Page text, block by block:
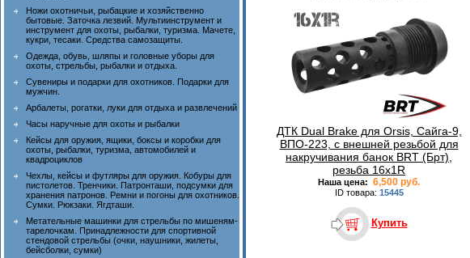
Ножи охотничьи, рыбацкие и хозяйственно
бытовые. Заточка лезвий. Мультиинструмент и
инструмент для охоты, рыбалки, туризма. Мачете,
кукри, тесаки. Средства самозащиты.
Одежда, обувь, шляпы и головные уборы для
охоты, стрельбы, рыбалки и отдыха.
Сувениры и подарки для охотников. Подарки для
мужчин.
Арбалеты, рогатки, луки для отдыха и развлечений
Часы наручные для охоты и рыбалки
Кейсы для оружия, ящики, боксы и коробки для
охоты, рыбалки, туризма, автомобилей и
квадроциклов
Чехлы, кейсы и футляры для оружия. Кобуры для
пистолетов. Тренчики. Патронташи, подсумки для
хранения патронов. Ремни и погоны для охотников.
Сумки. Рюкзаки. Ягдташи.
Метательные машинки для стрельбы по мишеням-
тарелочкам. Принадлежности для спортивной
стендовой стрельбы (очки, наушники, жилеты,
бейсболки, сумки)
ДТК Dual Brake для Orsis, Сайга-9,
ВПО-223, с внешней резьбой для
накручивания банок BRT (Брт),
резьба 16x1R
Наша цена: 6,500 руб.
ID товара: 15445
Купить